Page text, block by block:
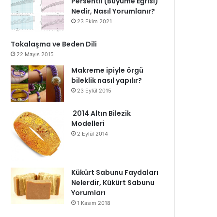
Nedir, Nasıl Yorumlanır?
23 Ekim 2021
Tokalaşma ve Beden Dili
22 Mayıs 2015
Makreme ipiyle örgü
bileklik nasıl yapılır?
23 Eylül 2015
2014 Altın Bilezik
Modelleri
2 Eylül 2014
Kükürt Sabunu Faydaları
Nelerdir, Kükürt Sabunu
Yorumları
1 Kasım 2018